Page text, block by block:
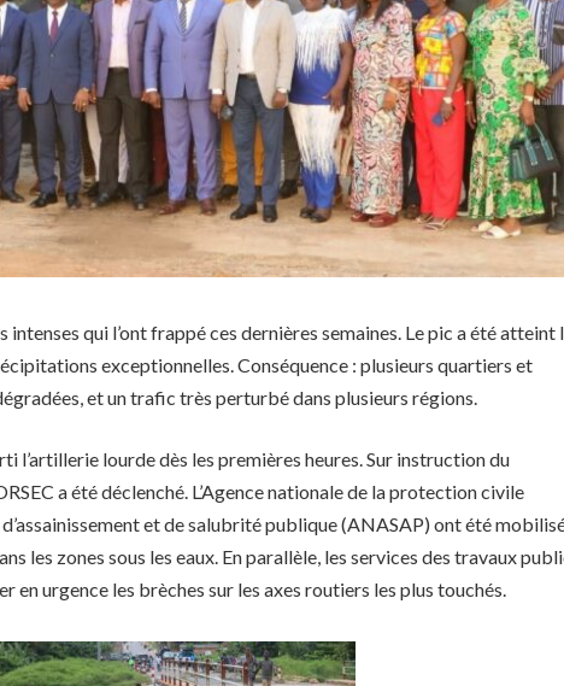
intenses qui l’ont frappé ces dernières semaines. Le pic a été atteint
exceptionnelles. Conséquence : plusieurs quartiers et
et un trafic très perturbé dans plusieurs régions.
l’artillerie lourde dès les premières heures. Sur instruction du
a été déclenché. L’Agence nationale de la protection civile
et de salubrité publique (ANASAP) ont été
les zones sous les eaux. En parallèle, les services des travaux
en urgence les brèches sur les axes routiers les plus touchés.